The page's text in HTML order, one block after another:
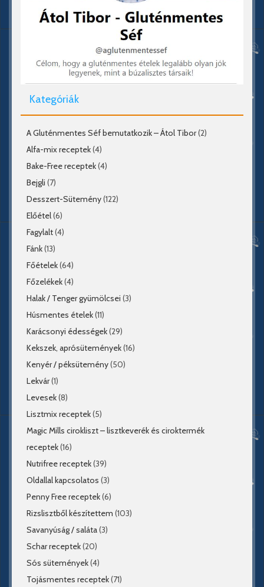
Kategóriák
A Gluténmentes Séf bemutatkozik – Átol Tibor(2)
Alfa-mix receptek(4)
Bake-Free receptek(4)
Bejgli (7)
Desszert-Sütemény(122)
Előétel(6)
Fagylalt(4)
Fánk(13)
Főételek(64)
Főzelékek(4)
Halak / Tenger gyümölcsei (3)
Húsmentes ételek(11)
Karácsonyi édességek(29)
Kekszek, aprósütemények(16)
Kenyér / péksütemény(50)
Lekvár(1)
Levesek(8)
Lisztmix receptek(5)
Magic Mills cirokliszt – lisztkeverék és ciroktermék
receptek(16)
Nutrifree receptek(39)
Oldallal kapcsolatos (3)
Penny Free receptek(6)
Rizslisztből készítettem (103)
Savanyúság / saláta(3)
Schar receptek(20)
Sós sütemények(4)
Tojásmentes receptek(71)